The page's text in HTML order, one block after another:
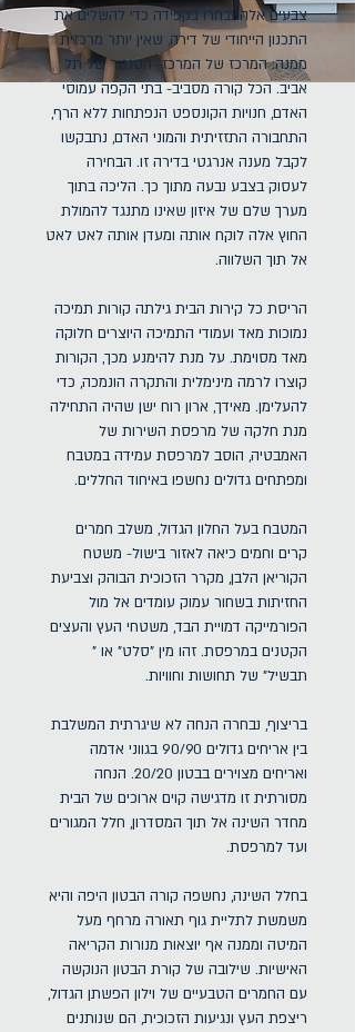
צבעים אלה נבחרו בקפידה כדי להשלים את
התכנון הייחודי של דירה, שאין יותר מרכזית
ממנה: המרכז של המרכז- הסנטר של תל
אביב. הכל קורה מסביב- בתי הקפה עמוסי
האדם, חנויות הקונספט הנפתחות ללא הרף,
התחבורה התזזיתית והמוני האדם, נתבקשו
לקבל מענה אנרגטי בדירה זו. הבחירה
לעסוק בצבע נבעה מתוך כך. הליכה בתוך
מערך שלם של איזון שאינו מתנגד להמולת
החוץ אלה לוקח אותה ומעדן אותה לאט לאט
אל תוך השלווה.
הריסת כל קירות הבית גילתה קורות תמיכה
נמוכות מאד ועמודי התמיכה היוצרים חלוקה
מאד מסוימת. על מנת להימנע מכך, הקורות
קוצרו לרמה מינימלית והתקרה הונמכה, כדי
להעלימן. מאידך, ארון רוח ישן שהיה התחילה
מנת חלקה של מרפסת השירות של
האמבטיה, הוסב למרפסת עמידה במטבח
ומפתחים גדולים נחשפו באיחוד החללים.
המטבח בעל החלון הגדול, משלב חמרים
קרים וחמים כיאה לאזור בישול- משטח
הקוריאן הלבן, מקרר הזכוכית הבוהק וצביעת
החזיתות בשחור עמוק עומדים אל מול
הפורמייקה דמויית הבד, משטחי העץ והעצים
הקטנים במרפסת. זהו מין "סלט" או "
תבשיל" של תחושות וחוויות.
בריצוף, נבחרה הנחה לא שיגרתית המשלבת
בין אריחים גדולים 90/90 בגווני אדמה
ואריחים מצוירים בבטון 20/20. הנחה
מסורתית זו מדגישה קוים ארוכים של הבית
מחדר השינה אל תוך המסדרון, חלל המגורים
ועד למרפסת.
בחלל השינה, נחשפה קורה הבטון היפה והיא
משמשת לתליית גוף תאורה מרחף מעל
המיטה וממנה אף יוצאות מנורות הקריאה
האישיות. שילובה של קורת הבטון הנוקשה
עם החמרים הטבעיים של וילון הפשתן הגדול,
ריצפת העץ ונגיעות הזכוכית, הם שנותנים